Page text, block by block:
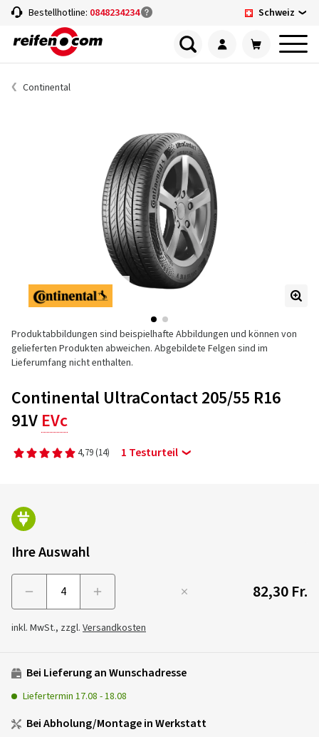
Bestellhotline: 0848234234 Schweiz
Continental
Produktabbildungen sind beispielhafte Abbildungen und können von
gelieferten Produkten abweichen. Abgebildete Felgen sind im
Lieferumfang nicht enthalten.
Continental UltraContact 205/55 R16
91V EVc
4,79 (14) 1 Testurteil
Ihre Auswahl
82,30 Fr.
inkl. MwSt., zzgl. Versandkosten
Bei Lieferung an Wunschadresse
Liefertermin 17.08 -18.08
Bei Abholung/Montage in Werkstatt